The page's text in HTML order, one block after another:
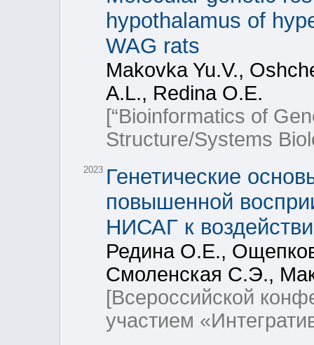
hypothalamus of
WAG rats
Makovka Yu.V.,
A.L., Redina O.E.
[“Bioinformatics of
Structure/Systems
2023 Генетические
повышенной
НИСАГ к
Редина О.Е.,
Смоленская С.Э.,
[Всероссийской
участием